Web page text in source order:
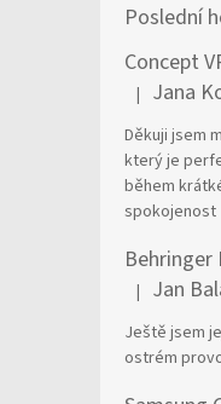
Poslední
Hodnocení
| Jana
Děkuji jsem
který je
během
spokojenost
Behringer
Hodnocení
| Jan
Ještě jsem
ostrém